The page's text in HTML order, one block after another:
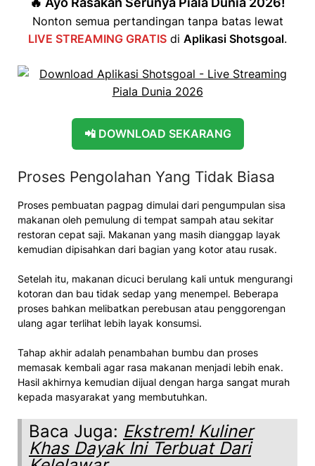
Nonton semua pertandingan tanpa batas lewat
LIVE STREAMING GRATIS di Aplikasi Shotsgoal.
📲 DOWNLOAD SEKARANG
Proses Pengolahan Yang Tidak Biasa
Proses pembuatan pagpag dimulai dari pengumpulan sisa
makanan oleh pemulung di tempat sampah atau sekitar
restoran cepat saji. Makanan yang masih dianggap layak
kemudian dipisahkan dari bagian yang kotor atau rusak.
Setelah itu, makanan dicuci berulang kali untuk mengurangi
kotoran dan bau tidak sedap yang menempel. Beberapa
proses bahkan melibatkan perebusan atau penggorengan
ulang agar terlihat lebih layak konsumsi.
Tahap akhir adalah penambahan bumbu dan proses
memasak kembali agar rasa makanan menjadi lebih enak.
Hasil akhirnya kemudian dijual dengan harga sangat murah
kepada masyarakat yang membutuhkan.
Baca Juga: Ekstrem! Kuliner
Khas Dayak Ini Terbuat Dari